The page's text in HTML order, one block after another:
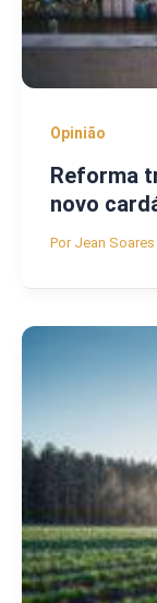
Opinião
Reforma
novo
Por Jean Soares